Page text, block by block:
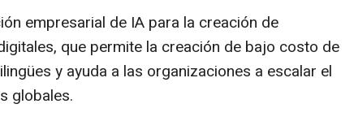
empresarial de IA para la creación de
que permite la creación de bajo costo de
y ayuda a las organizaciones a escalar el
globales.